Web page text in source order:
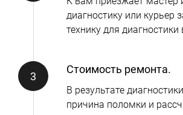
диагностику или курьер
технику для диагностики
Стоимость ремонта.
В результате
причина поломки и